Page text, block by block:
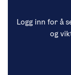
Logg inn for å
og